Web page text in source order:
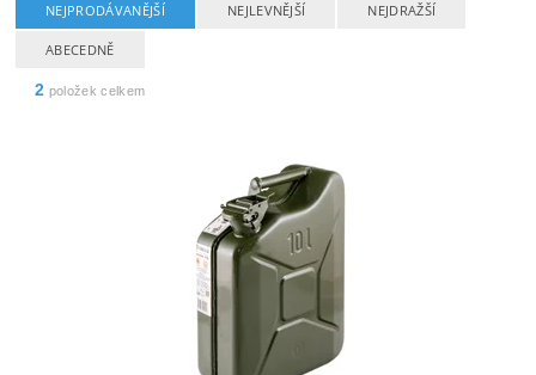
NEJPRODÁVANĚJŠÍ NEJLEVNĚJŠÍ NEJDRAŽŠÍ
ABECEDNĚ
2 položek celkem